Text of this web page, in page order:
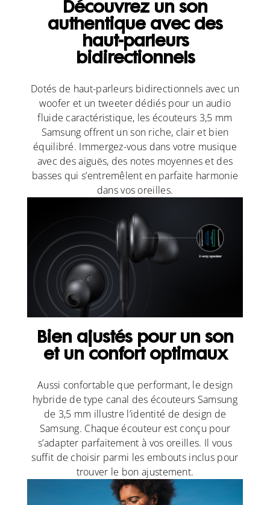
Découvrez un son
authentique avec des
haut-parleurs
bidirectionnels
Dotés de haut-parleurs bidirectionnels avec un
woofer et un tweeter dédiés pour un audio
fluide caractéristique, les écouteurs 3,5 mm
Samsung offrent un son riche, clair et bien
équilibré. Immergez-vous dans votre musique
avec des aiguës, des notes moyennes et des
basses qui s’entremêlent en parfaite harmonie
dans vos oreilles.
Bien ajustés pour un son
et un confort optimaux
Aussi confortable que performant, le design
hybride de type canal des écouteurs Samsung
de 3,5 mm illustre l’identité de design de
Samsung. Chaque écouteur est conçu pour
s’adapter parfaitement à vos oreilles. Il vous
suffit de choisir parmi les embouts inclus pour
trouver le bon ajustement.